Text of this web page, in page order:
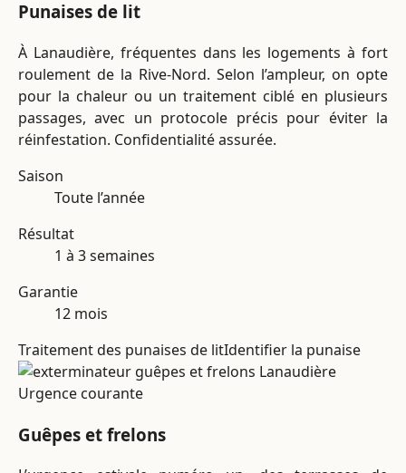
Punaises de lit
À Lanaudière, fréquentes dans les logements à fort
roulement de la Rive-Nord. Selon l’ampleur, on opte
pour la chaleur ou un traitement ciblé en plusieurs
passages, avec un protocole précis pour éviter la
réinfestation. Confidentialité assurée.
Saison
Toute l’année
Résultat
1 à 3 semaines
Garantie
12 mois
Traitement des punaises de litIdentifier la punaise
Urgence courante
Guêpes et frelons